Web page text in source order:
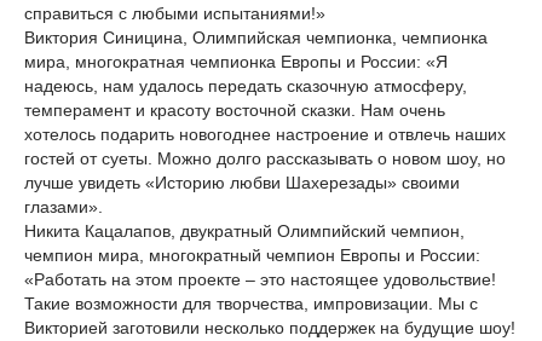
справиться с любыми испытаниями!»
Виктория Синицина, Олимпийская чемпионка, чемпионка
мира, многократная чемпионка Европы и России: «Я
надеюсь, нам удалось передать сказочную атмосферу,
темперамент и красоту восточной сказки. Нам очень
хотелось подарить новогоднее настроение и отвлечь наших
гостей от суеты. Можно долго рассказывать о новом шоу, но
лучше увидеть «Историю любви Шахерезады» своими
глазами».
Никита Кацалапов, двукратный Олимпийский чемпион,
чемпион мира, многократный чемпион Европы и России:
«Работать на этом проекте – это настоящее удовольствие!
Такие возможности для творчества, импровизации. Мы с
Викторией заготовили несколько поддержек на будущие шоу!